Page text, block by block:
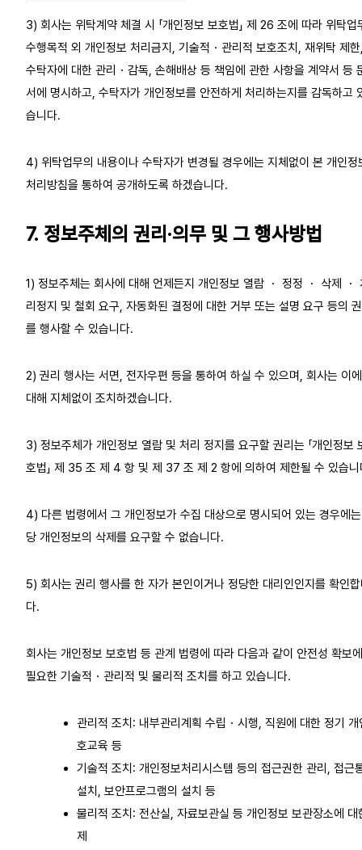
3) 회사는 위탁계약 체결 시 「개인정보 보호법」 제 26 조에 따라 위탁업
수행목적 외 개인정보 처리금지, 기술적・관리적 보호조치, 재위탁 제
수탁자에 대한 관리・감독, 손해배상 등 책임에 관한 사항을 계약서 등
서에 명시하고, 수탁자가 개인정보를 안전하게 처리하는지를 감독하고
습니다.
4) 위탁업무의 내용이나 수탁자가 변경될 경우에는 지체없이 본 개인정
처리방침을 통하여 공개하도록 하겠습니다.
7. 정보주체의 권리·의무 및 그 행사방법
1) 정보주체는 회사에 대해 언제든지 개인정보 열람 ・ 정정 ・ 삭제 ・
리정지 및 철회 요구, 자동화된 결정에 대한 거부 또는 설명 요구 등의
를 행사할 수 있습니다.
2) 권리 행사는 서면, 전자우편 등을 통하여 하실 수 있으며, 회사는 이에
대해 지체없이 조치하겠습니다.
3) 정보주체가 개인정보 열람 및 처리 정지를 요구할 권리는 「개인정보
호법」 제 35 조 제 4 항 및 제 37 조 제 2 항에 의하여 제한될 수 있습
4) 다른 법령에서 그 개인정보가 수집 대상으로 명시되어 있는 경우에
당 개인정보의 삭제를 요구할 수 없습니다.
5) 회사는 권리 행사를 한 자가 본인이거나 정당한 대리인인지를 확인
다.
회사는 개인정보 보호법 등 관계 법령에 따라 다음과 같이 안전성 확보에
필요한 기술적・관리적 및 물리적 조치를 하고 있습니다.
관리적 조치: 내부관리계획 수립・시행, 직원에 대한 정기 개
호교육 등
기술적 조치: 개인정보처리시스템 등의 접근권한 관리, 접근
설치, 보안프로그램의 설치 등
물리적 조치: 전산실, 자료보관실 등 개인정보 보관장소에 대
제